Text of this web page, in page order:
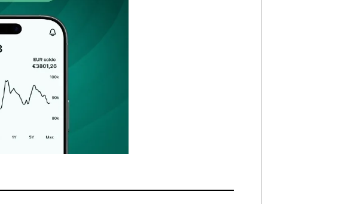
Sähköpostiosoitteesi